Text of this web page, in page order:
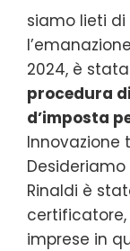
siamo lieti
2024, è
procedura
d’imposta
Innovazione
Rinaldi è
imprese in